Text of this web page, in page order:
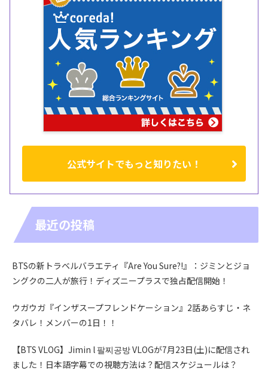
公式サイトでもっと知りたい！
最近の投稿
BTSの新トラベルバラエティ『Are You Sure?!』：ジミンとジョ
ングクの二人が旅行！ディズニープラスで独占配信開始！
ウガウガ『インザスープフレンドケーション』2話あらすじ・ネ
タバレ！メンバーの1日！！
【BTS VLOG】Jimin l 팔찌공방 VLOGが7月23日(土)に配信され
ました！日本語字幕での視聴方法は？配信スケジュールは？